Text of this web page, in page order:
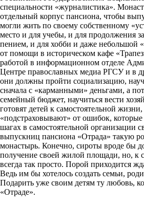
специальности «журналистика».
отдельный корпус пансиона, чтобы
могли жить по своему собственному
место и для учебы, и для продолжения
пением, и для хобби и даже небольшой
от помощи в историческом кафе
работой в информационном отделе
Центре православных медиа РГСУ и в
они должны пройти социализацию,
сначала с «карманными» деньгами, а
семейный бюджет, научиться вести
готовят детей к самостоятельной
«подстраховывают» от ошибок,
шагах в самостоятельной организации
выпускниц пансиона «Отрада» такую
монастырь. Конечно, сироты вроде бы
получение своей жилой площади, но, к
всегда так просто. Порой приходится
Ведь им бы хотелось создать семьи,
Подарить уже своим детям ту любовь,
«Отраде».